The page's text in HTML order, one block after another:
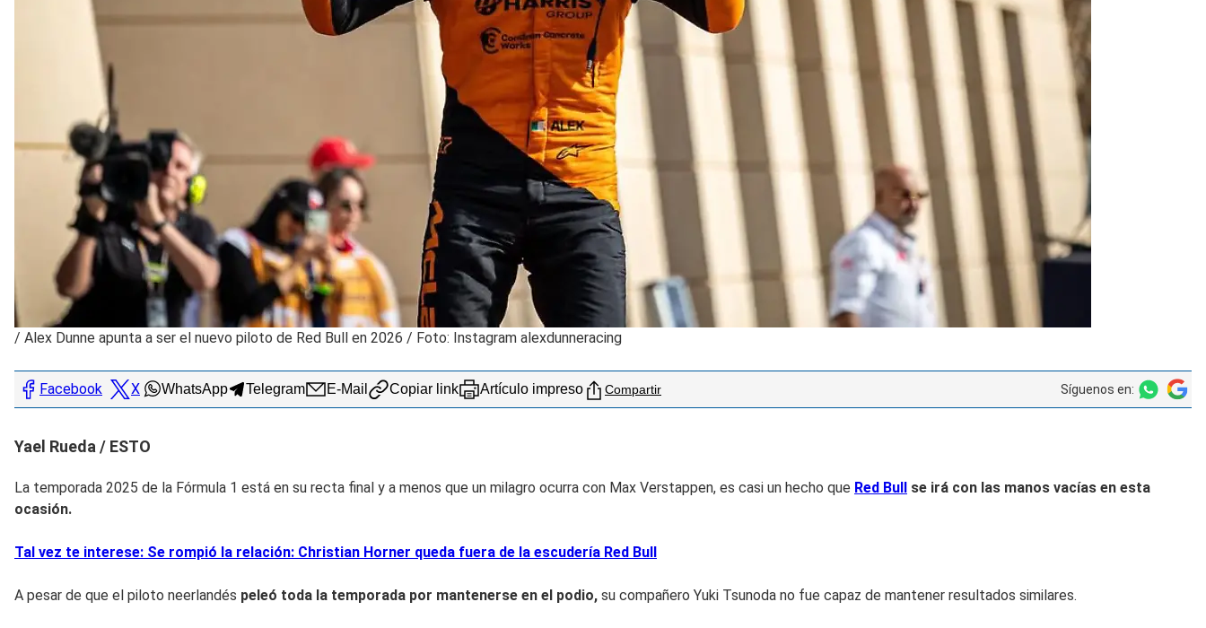
/ Alex Dunne apunta a ser el nuevo piloto de Red Bull en 2026 / Foto: Instagram alexdunneracing
Facebook X WhatsApp Telegram E-Mail Copiar link Artículo impreso Compartir Síguenos en:
Yael Rueda / ESTO
La temporada 2025 de la Fórmula 1 está en su recta final y a menos que un milagro ocurra con Max Verstappen, es casi un hecho que Red Bull se irá con las manos vacías en esta
ocasión.
Tal vez te interese: Se rompió la relación: Christian Horner queda fuera de la escudería Red Bull
A pesar de que el piloto neerlandés peleó toda la temporada por mantenerse en el podio, su compañero Yuki Tsunoda no fue capaz de mantener resultados similares.